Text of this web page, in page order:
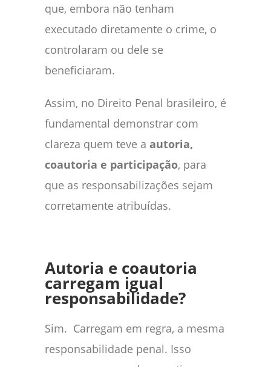
que, embora não tenham
executado diretamente o crime, o
controlaram ou dele se
beneficiaram.
Assim, no Direito Penal brasileiro, é
fundamental demonstrar com
clareza quem teve a autoria,
coautoria e participação, para
que as responsabilizações sejam
corretamente atribuídas.
Autoria e coautoria
carregam igual
responsabilidade?
Sim. Carregam em regra, a mesma
responsabilidade penal. Isso